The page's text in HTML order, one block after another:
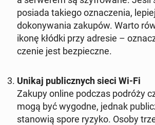
posiada takiego ozna­cze­nia,
do­ko­ny­wa­nia zakupów. Warto
ikonę kłódki przy adresie –
cze­nie jest bez­piecz­ne.
Unikaj pu­blicz­nych sieci Wi-Fi
Zakupy online podczas podróży
mogą być wygodne, jednak
sta­no­wią spore ryzyko. Osoby